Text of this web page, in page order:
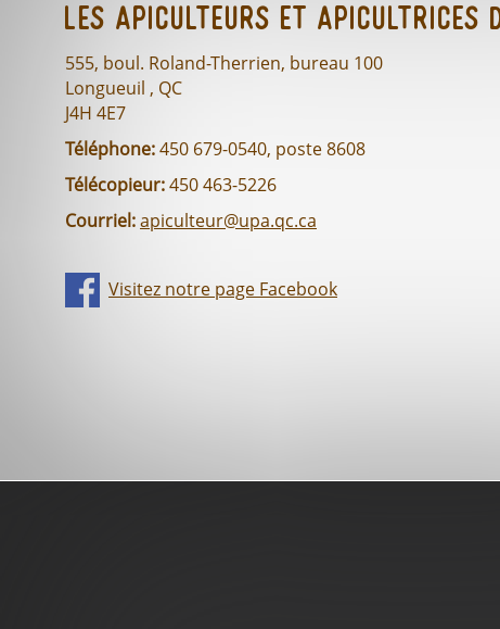
Les Apiculteurs et Apicultrices
555, boul. Roland-Therrien, bureau 100
Longueuil , QC
J4H 4E7
Téléphone:450 679-0540, poste 8608
Télécopieur:450 463-5226
Courriel:apiculteur@upa.qc.ca
Visitez notre page Facebook